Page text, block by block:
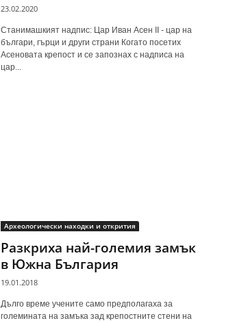
23.02.2020
Станимашкият надпис: Цар Иван Асен II - цар на
българи, гърци и други страни Когато посетих
Асеновата крепост и се запознах с надписа на
цар...
Археологически находки и открития
Разкриха най-големия замък
в Южна България
19.01.2018
Дълго време учените само предполагаха за
големината на замъка зад крепостните стени на